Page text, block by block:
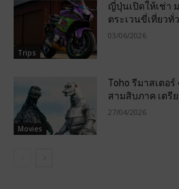
Trips
ญี่ปุ่นเปิดให้เช่า
ตระเวนขี่เที่ยวทั่
03/06/2026
Movies
Toho รีมาสเตอร์
สามสิบภาค เตรี
27/04/2026